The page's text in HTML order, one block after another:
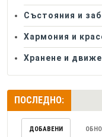
Състояния и
Хармония и
Хранене и
ПОСЛЕДНО:
ДОБАВЕНИ